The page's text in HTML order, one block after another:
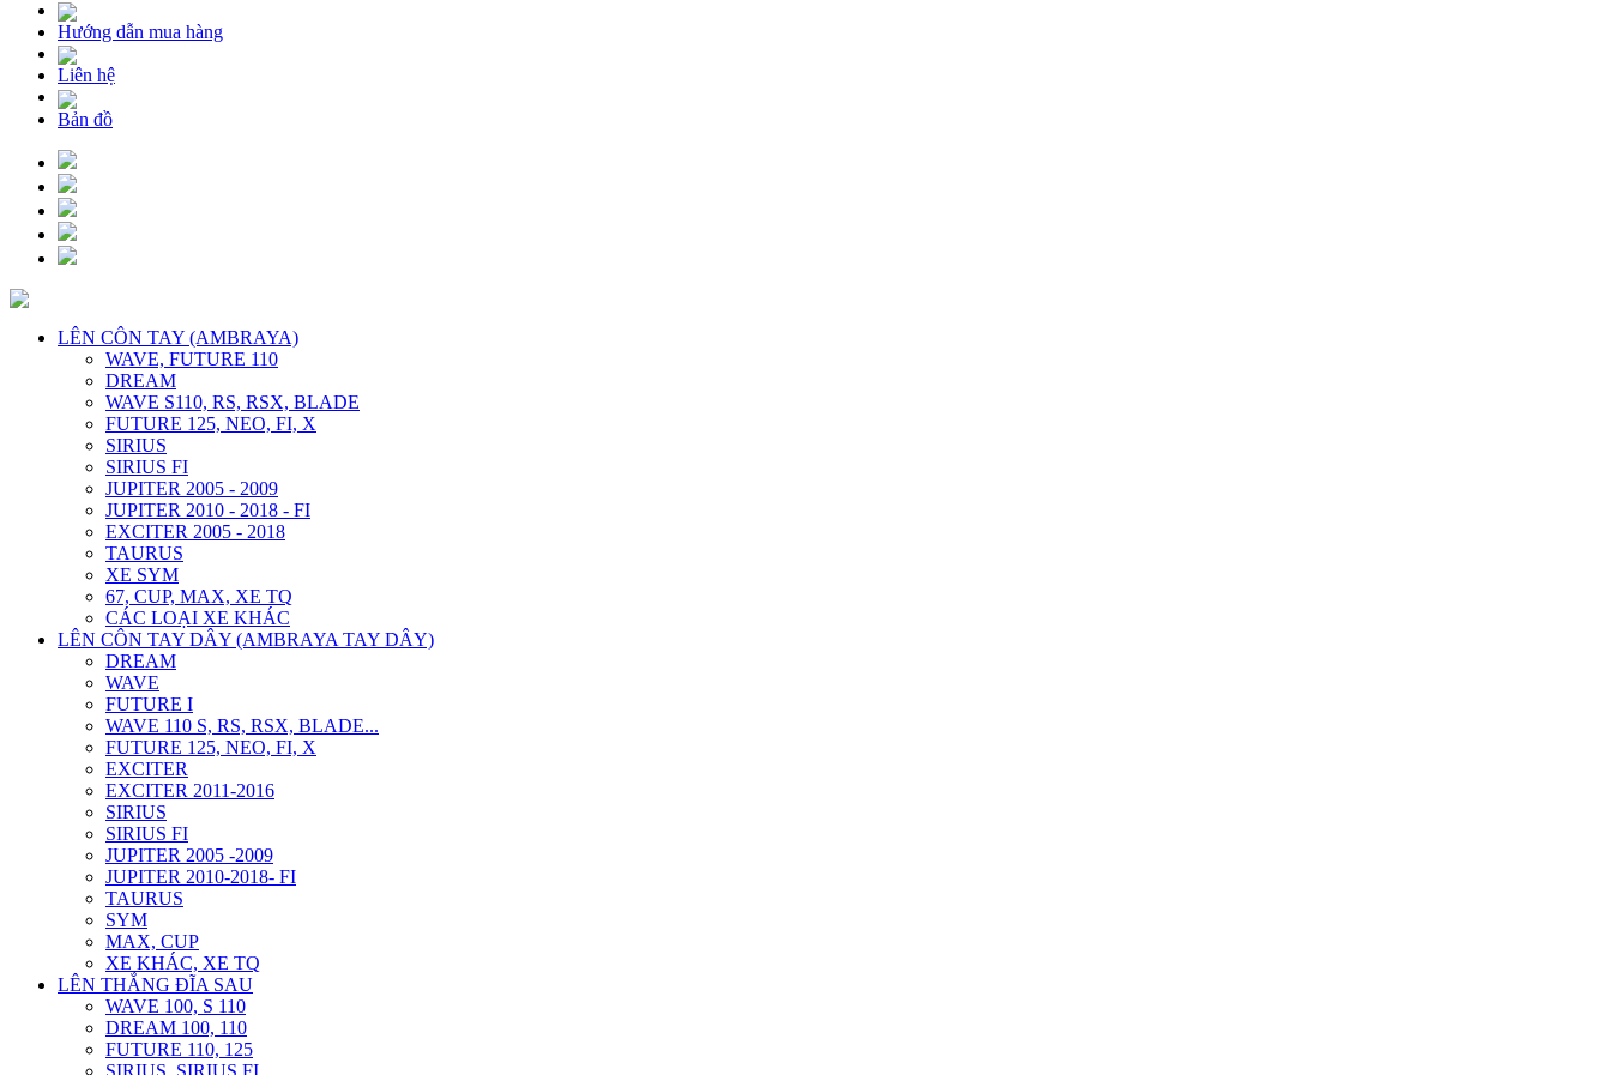
Hướng dẫn mua hàng
Liên hệ
Bản đồ
LÊN CÔN TAY (AMBRAYA)
WAVE, FUTURE 110
DREAM
WAVE S110, RS, RSX, BLADE
FUTURE 125, NEO, FI, X
SIRIUS
SIRIUS FI
JUPITER 2005 - 2009
JUPITER 2010 - 2018 - FI
EXCITER 2005 - 2018
TAURUS
XE SYM
67, CUP, MAX, XE TQ
CÁC LOẠI XE KHÁC
LÊN CÔN TAY DÂY (AMBRAYA TAY DÂY)
DREAM
WAVE
FUTURE I
WAVE 110 S, RS, RSX, BLADE...
FUTURE 125, NEO, FI, X
EXCITER
EXCITER 2011-2016
SIRIUS
SIRIUS FI
JUPITER 2005 -2009
JUPITER 2010-2018- FI
TAURUS
SYM
MAX, CUP
XE KHÁC, XE TQ
LÊN THẮNG ĐĨA SAU
WAVE 100, S 110
DREAM 100, 110
FUTURE 110, 125
SIRIUS, SIRIUS FI